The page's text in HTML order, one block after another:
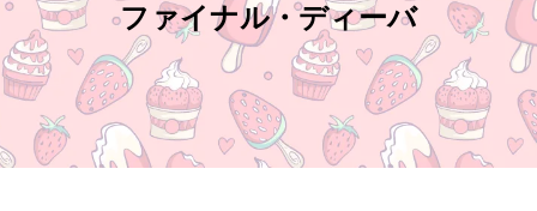
ファイナル・ディーバ